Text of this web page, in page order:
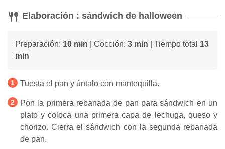
Elaboración : sándwich de halloween
Preparación: 10 min | Cocción: 3 min | Tiempo total 13
min
Tuesta el pan y úntalo con mantequilla.
Pon la primera rebanada de pan para sándwich en un
plato y coloca una primera capa de lechuga, queso y
chorizo. Cierra el sándwich con la segunda rebanada
de pan.